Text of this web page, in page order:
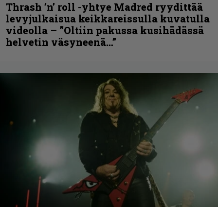
Thrash ’n’ roll -yhtye Madred ryydittää
levyjulkaisua keikkareissulla kuvatulla
videolla – ”Oltiin pakussa kusihädässä
helvetin väsyneenä…”